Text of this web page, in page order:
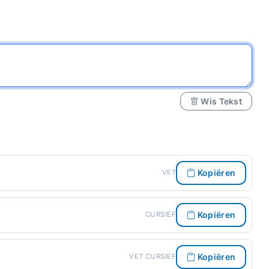
Wis Tekst
VET Kopiëren
CURSIEF Kopiëren
VET CURSIEF Kopiëren